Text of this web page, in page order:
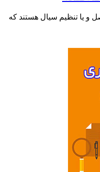
تنظیم سیال هستند که